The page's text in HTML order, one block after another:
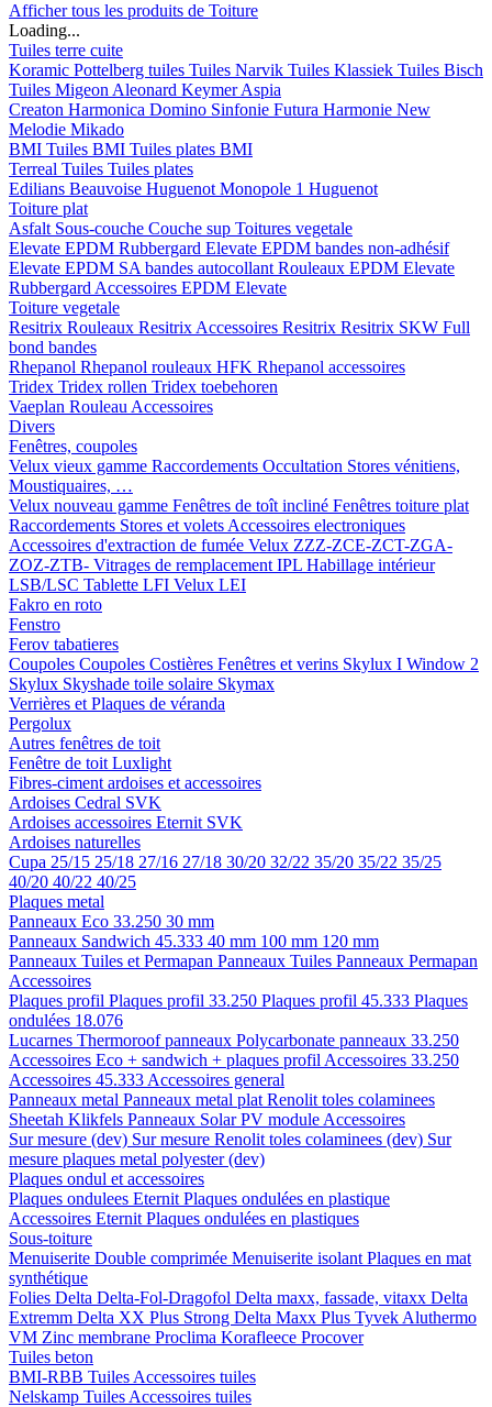
Afficher tous les produits de Toiture
Loading...
Tuiles terre cuite
Koramic Pottelberg tuiles Tuiles Narvik Tuiles Klassiek Tuiles Bisch
Tuiles Migeon Aleonard KeymerAspia
Creaton Harmonica Domino Sinfonie Futura Harmonie New
Melodie Mikado
BMI Tuiles BMI Tuiles plates BMI
Terreal Tuiles Tuiles plates
Edilians Beauvoise Huguenot Monopole 1 Huguenot
Toiture plat
Asfalt Sous-couche Couche sup Toitures vegetale
Elevate EPDM Rubbergard Elevate EPDM bandes non-adhésif
Elevate EPDM SA bandes autocollant Rouleaux EPDM Elevate
Rubbergard Accessoires EPDM Elevate
Toiture vegetale
Resitrix Rouleaux Resitrix Accessoires Resitrix Resitrix SKW Full
bond bandes
Rhepanol Rhepanol rouleaux HFK Rhepanol accessoires
Tridex Tridex rollen Tridex toebehoren
Vaeplan Rouleau Accessoires
Divers
Fenêtres, coupoles
Velux vieux gamme Raccordements Occultation Stores vénitiens,
Moustiquaires, …
Velux nouveau gamme Fenêtres de toît incliné Fenêtres toiture plat
Raccordements Stores et volets Accessoires electroniques
Accessoires d'extraction de fumée Velux ZZZ-ZCE-ZCT-ZGA-
ZOZ-ZTB- Vitrages de remplacement IPL Habillage intérieur
LSB/LSC Tablette LFI Velux LEI
Fakro en roto
Fenstro
Ferov tabatieres
Coupoles Coupoles Costières Fenêtres et verins Skylux I Window 2
Skylux Skyshade toile solaire Skymax
Verrières et Plaques de véranda
Pergolux
Autres fenêtres de toit
Fenêtre de toit Luxlight
Fibres-ciment ardoises et accessoires
Ardoises Cedral SVK
Ardoises accessoires Eternit SVK
Ardoises naturelles
Cupa 25/15 25/18 27/16 27/18 30/20 32/22 35/20 35/22 35/25
40/20 40/22 40/25
Plaques metal
Panneaux Eco 33.250 30 mm
Panneaux Sandwich 45.333 40 mm 100 mm 120 mm
Panneaux Tuiles et Permapan Panneaux Tuiles Panneaux Permapan
Accessoires
Plaques profil Plaques profil 33.250 Plaques profil 45.333 Plaques
ondulées 18.076
Lucarnes Thermoroof panneaux Polycarbonate panneaux 33.250
Accessoires Eco + sandwich + plaques profil Accessoires 33.250
Accessoires 45.333 Accessoires general
Panneaux metal Panneaux metal plat Renolit toles colaminees
Sheetah Klikfels Panneaux Solar PV module Accessoires
Sur mesure (dev) Sur mesure Renolit toles colaminees (dev) Sur
mesure plaques metal polyester (dev)
Plaques ondul et accessoires
Plaques ondulees Eternit Plaques ondulées en plastique
Accessoires Eternit Plaques ondulées en plastiques
Sous-toiture
Menuiserite Double comprimée Menuiserite isolant Plaques en mat
synthétique
Folies Delta Delta-Fol-Dragofol Delta maxx, fassade, vitaxx Delta
Extremm Delta XX Plus Strong Delta Maxx Plus Tyvek Aluthermo
VM Zinc membrane Proclima Korafleece Procover
Tuiles beton
BMI-RBB Tuiles Accessoires tuiles
Nelskamp Tuiles Accessoires tuiles